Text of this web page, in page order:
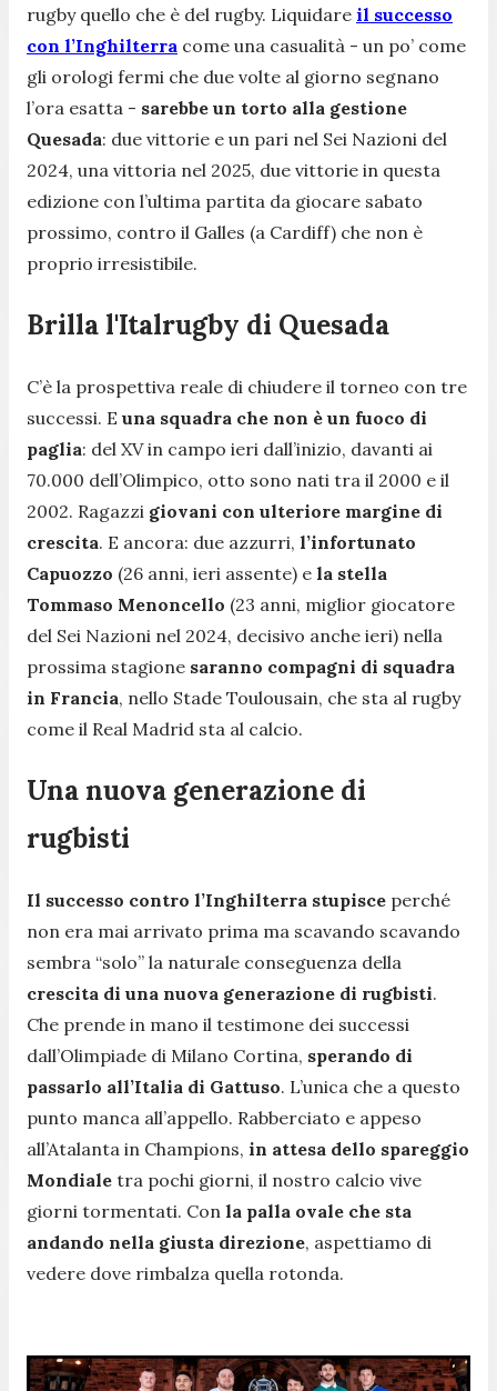
rugby quello che è del rugby. Liquidare il successo
con l’Inghilterra come una casualità - un po’ come
gli orologi fermi che due volte al giorno segnano
l’ora esatta - sarebbe un torto alla gestione
Quesada: due vittorie e un pari nel Sei Nazioni del
2024, una vittoria nel 2025, due vittorie in questa
edizione con l’ultima partita da giocare sabato
prossimo, contro il Galles (a Cardiff) che non è
proprio irresistibile.
Brilla l'Italrugby di Quesada
C’è la prospettiva reale di chiudere il torneo con tre
successi. E una squadra che non è un fuoco di
paglia: del XV in campo ieri dall’inizio, davanti ai
70.000 dell’Olimpico, otto sono nati tra il 2000 e il
2002. Ragazzi giovani con ulteriore margine di
crescita. E ancora: due azzurri, l’infortunato
Capuozzo (26 anni, ieri assente) e la stella
Tommaso Menoncello (23 anni, miglior giocatore
del Sei Nazioni nel 2024, decisivo anche ieri) nella
prossima stagione saranno compagni di squadra
in Francia, nello Stade Toulousain, che sta al rugby
come il Real Madrid sta al calcio.
Una nuova generazione di
rugbisti
Il successo contro l’Inghilterra stupisce perché
non era mai arrivato prima ma scavando scavando
sembra “solo” la naturale conseguenza della
crescita di una nuova generazione di rugbisti.
Che prende in mano il testimone dei successi
dall’Olimpiade di Milano Cortina, sperando di
passarlo all’Italia di Gattuso. L’unica che a questo
punto manca all’appello. Rabberciato e appeso
all’Atalanta in Champions, in attesa dello spareggio
Mondiale tra pochi giorni, il nostro calcio vive
giorni tormentati. Con la palla ovale che sta
andando nella giusta direzione, aspettiamo di
vedere dove rimbalza quella rotonda.